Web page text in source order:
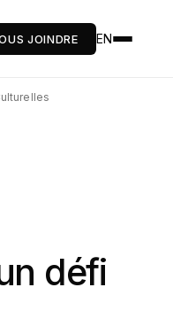
JOINDRE EN
défi